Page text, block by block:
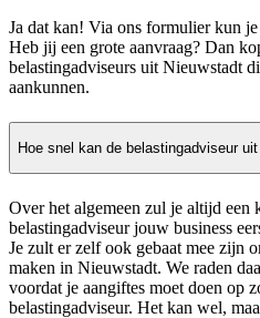
Ja dat kan! Via ons formulier kun
Heb jij een grote aanvraag? Dan
belastingadviseurs uit Nieuwstadt
aankunnen.
Hoe snel kan de belastingadviseur
Over het algemeen zul je altijd een
belastingadviseur jouw business
Je zult er zelf ook gebaat mee zijn
maken in Nieuwstadt. We raden
voordat je aangiftes moet doen op
belastingadviseur. Het kan wel,